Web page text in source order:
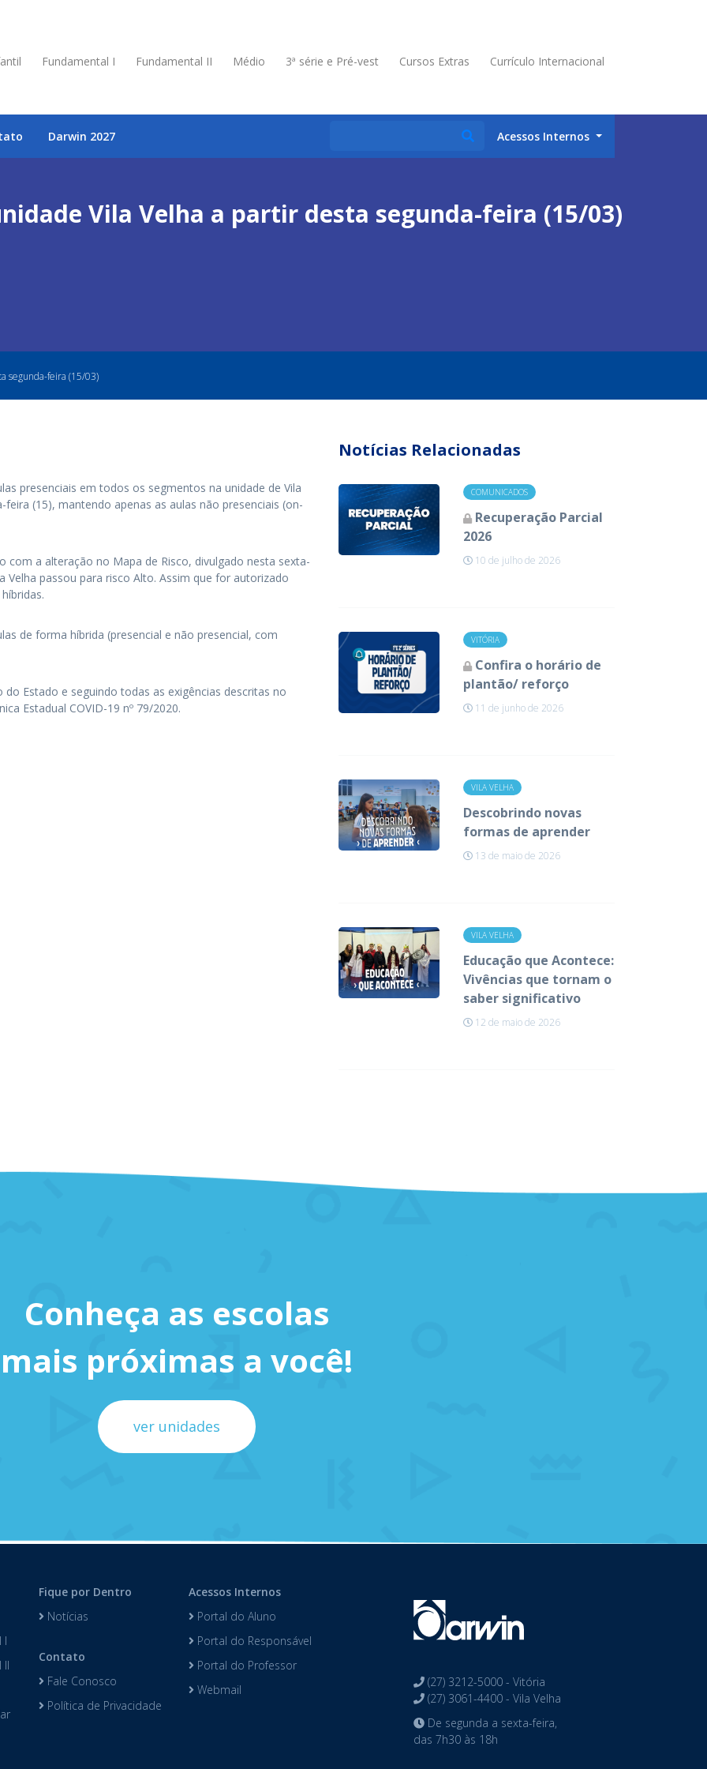
Fundamental I Fundamental II Médio 3ª série e Pré-vest Cursos Extras Currículo Internacional
Darwin 2027 Acessos Internos
Vila Velha a partir desta segunda-feira (15/03)
segunda-feira (15/03)
presenciais em todos os segmentos na unidade de Vila
(15), mantendo apenas as aulas não presenciais (on-
a alteração no Mapa de Risco, divulgado nesta sexta-
Velha passou para risco Alto. Assim que for autorizado
de forma híbrida (presencial e não presencial, com
Estado e seguindo todas as exigências descritas no
Estadual COVID-19 nº 79/2020.
Notícias Relacionadas
COMUNICADOS
Recuperação Parcial
2026
10 de julho de 2026
VITÓRIA
Confira o horário de
plantão/ reforço
11 de junho de 2026
VILA VELHA
Descobrindo novas
formas de aprender
13 de maio de 2026
VILA VELHA
Educação que Acontece:
Vivências que tornam o
saber significativo
12 de maio de 2026
Conheça as escolas
mais próximas a você!
ver unidades
I
II
Fique por Dentro
Notícias
Contato
Fale Conosco
Política de Privacidade
Acessos Internos
Portal do Aluno
Portal do Responsável
Portal do Professor
Webmail
(27) 3212-5000 - Vitória
(27) 3061-4400 - Vila Velha
De segunda a sexta-feira,
das 7h30 às 18h